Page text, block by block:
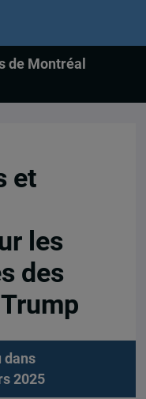
de Montréal
et
les
des
dans
2025